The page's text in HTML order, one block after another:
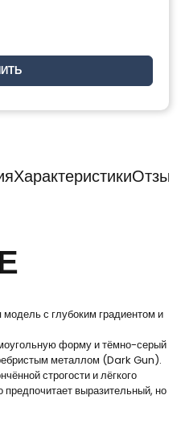
Характеристики
с глубоким градиентом и
форму и тёмно-серый
металлом (Dark Gun).
строгости и лёгкого
выразительный, но